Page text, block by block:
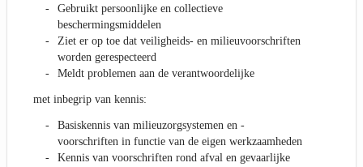
Gebruikt persoonlijke en collectieve
beschermingsmiddelen
Ziet er op toe dat veiligheids- en milieuvoorschriften
worden gerespecteerd
Meldt problemen aan de verantwoordelijke
met inbegrip van kennis:
Basiskennis van milieuzorgsystemen en -
voorschriften in functie van de eigen werkzaamheden
Kennis van voorschriften rond afval en gevaarlijke